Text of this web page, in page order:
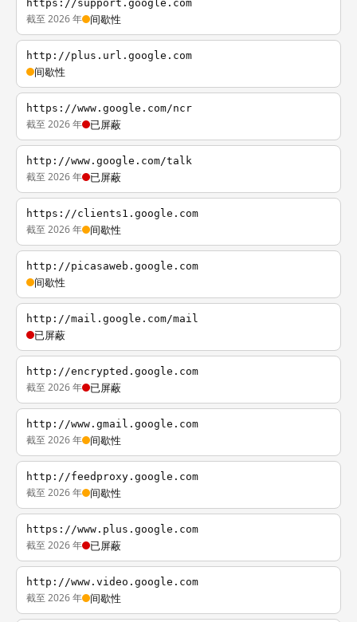
https://support.google.com
截至 2026 年 间歇性
http://plus.url.google.com
间歇性
https://www.google.com/ncr
截至 2026 年 已屏蔽
http://www.google.com/talk
截至 2026 年 已屏蔽
https://clients1.google.com
截至 2026 年 间歇性
http://picasaweb.google.com
间歇性
http://mail.google.com/mail
已屏蔽
http://encrypted.google.com
截至 2026 年 已屏蔽
http://www.gmail.google.com
截至 2026 年 间歇性
http://feedproxy.google.com
截至 2026 年 间歇性
https://www.plus.google.com
截至 2026 年 已屏蔽
http://www.video.google.com
截至 2026 年 间歇性